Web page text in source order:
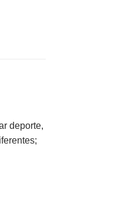
deporte,